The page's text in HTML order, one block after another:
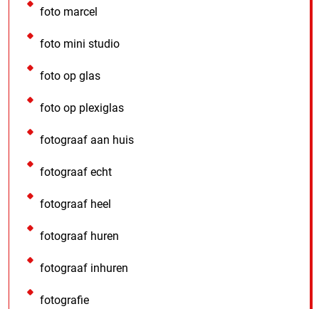
foto marcel
foto mini studio
foto op glas
foto op plexiglas
fotograaf aan huis
fotograaf echt
fotograaf heel
fotograaf huren
fotograaf inhuren
fotografie